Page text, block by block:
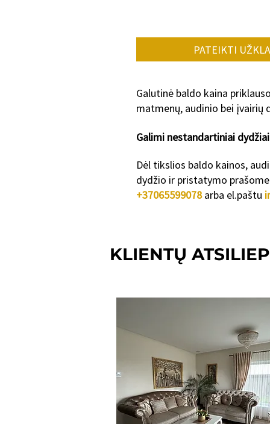
PATEIKTI
Galutinė baldo kaina
matmenų, audinio bei įvairių
Galimi nestandartiniai dydžiai
Dėl tikslios baldo kainos,
dydžio ir pristatymo
+37065599078arba el.paštu
KLIENTŲ